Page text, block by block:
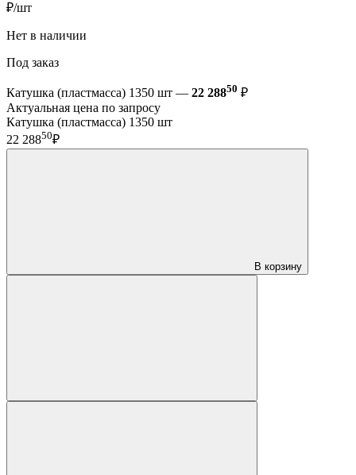
₽/шт
Нет в наличии
Под заказ
Катушка (пластмасса) 1350 шт — 22 28850 ₽
Актуальная цена по запросу
Катушка (пластмасса) 1350 шт
22 28850₽
В корзину